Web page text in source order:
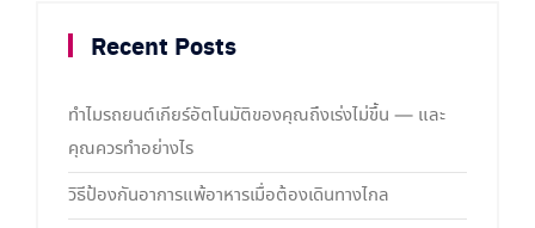
Recent Posts
ทำไมรถยนต์เกียร์อัตโนมัติของคุณถึงเร่งไม่ขึ้น — และ
คุณควรทำอย่างไร
วิธีป้องกันอาการแพ้อาหารเมื่อต้องเดินทางไกล